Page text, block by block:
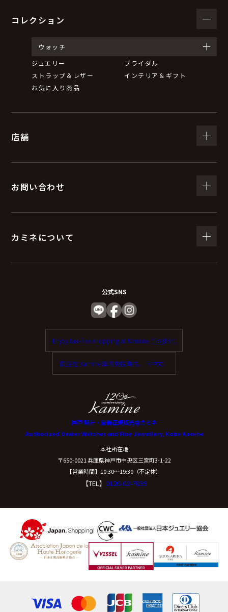
コレクション
ウォッチ
ジュエリー
ブライダル
ストラップ＆レザー
インテリア＆ギフト
お気に入り商品
店舗
お問い合わせ
カミネについて
公式SNS
Enjoy tax-free shopping at Kamine. (English)
歡迎在 Kamine 享受免稅購物。（中文）
神戸 時計・宝飾正規販売店カミネ
Authorized Dealer Watches and Fine Jewellery, Kobe Kamine
本社所在地
〒650-0021 兵庫県神戸市中央区三宮町3-1-22
【営業時間】10:30〜19:30（不定休）
【TEL】 0120-02-7039